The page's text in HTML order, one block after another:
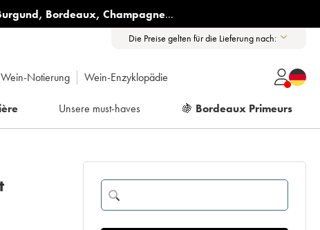
, Bordeaux, Champagne...
Die Preise gelten für die Lieferung nach:
Wein-Notierung Wein-Enzyklopädie
Unsere must-haves 🍇 Bordeaux Primeurs